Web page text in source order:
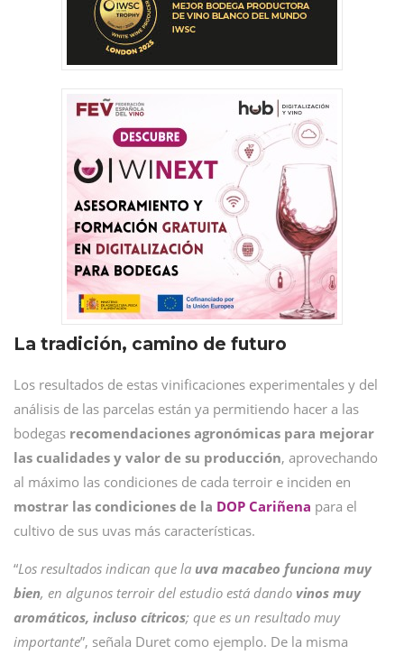
La tradición, camino de futuro
Los resultados de estas vinificaciones experimentales y del
análisis de las parcelas están ya permitiendo hacer a las
bodegas recomendaciones agronómicas para mejorar
las cualidades y valor de su producción, aprovechando
al máximo las condiciones de cada terroir e inciden en
mostrar las condiciones de la DOP Cariñena para el
cultivo de sus uvas más características.
“Los resultados indican que la uva macabeo funciona muy
bien, en algunos terroir del estudio está dando vinos muy
aromáticos, incluso cítricos; que es un resultado muy
importante”, señala Duret como ejemplo. De la misma